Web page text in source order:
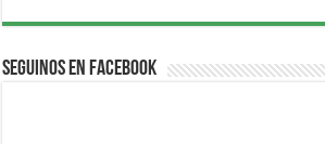
Seguinos en Facebook